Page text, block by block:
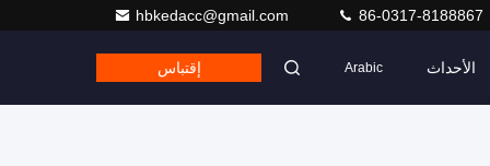
hbkedacc@gmail.com 86-0317-8188867
الأحداث Arabic إقتباس